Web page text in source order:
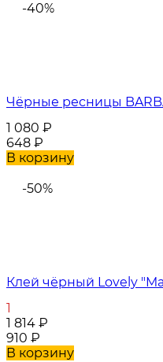
-40%
Чёрные ресницы
1 080 ₽
648 ₽
В корзину
-50%
Клей чёрный Lovely
1
1 814 ₽
910 ₽
В корзину